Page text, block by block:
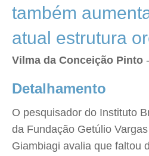
também
atual estrutura
Vilma da Conceição Pinto
Detalhamento
O pesquisador do Instituto
da Fundação Getúlio
Giambiagi avalia que faltou